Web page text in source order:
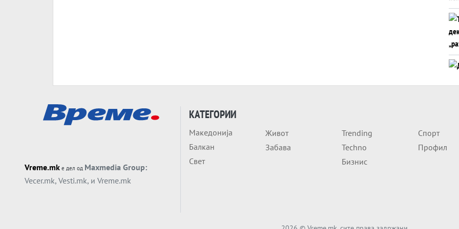
Vreme.mk е дел од Maxmedia Group:
Vecer.mk, Vesti.mk, и Vreme.mk
КАТЕГОРИИ
Македонија
Балкан
Свет
Живот
Забава
Trending
Techno
Бизнис
Спорт
Профил